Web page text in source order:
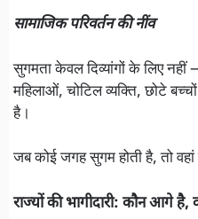
सामाजिक परिवर्तन की नींव
सुगमता केवल दिव्यांगों के लिए नहीं
महिलाओं, चोटिल व्यक्ति, छोटे
है।
जब कोई जगह सुगम होती है, तो
राज्यों की भागीदारी: कौन आगे है,